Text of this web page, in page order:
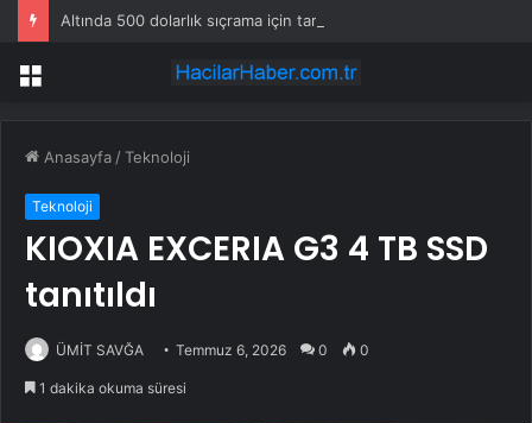
Altında 500 dolarlık sıçrama için tarih verildi
Menü
Anasayfa /Teknoloji
Teknoloji
KIOXIA EXCERIA G3 4 TB SSD
tanıtıldı
ÜMİT SAVĞA Temmuz 6, 2026 0 0
1 dakika okuma süresi